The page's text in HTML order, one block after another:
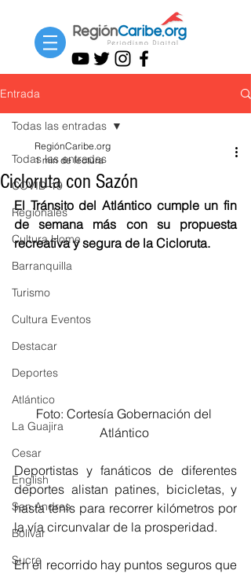
Entrada
Todas las entradas
COVID-19
Regionales
Cultura Home
Barranquilla
Turismo
Cultura Eventos
Destacar
Deportes
Atlántico
La Guajira
Cesar
English
San Andres
Bolívar
Sucre
Todas las entradas
Cicloruta con Sazón
RegiónCaribe.org
1 min de lectura
El Tránsito del Atlántico cumple un fin
de semana más con su propuesta
recreativa y segura de la Cicloruta.
Foto: Cortesía Gobernación del
Atlántico
Deportistas y fanáticos de diferentes
deportes alistan patines, bicicletas, y
hasta tenis para recorrer kilómetros por
la vía circunvalar de la prosperidad.
En el recorrido hay puntos seguros que